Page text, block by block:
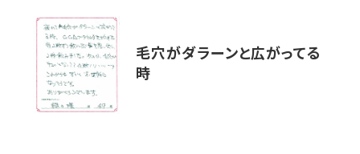
毛穴がダラーンと広がってる
時